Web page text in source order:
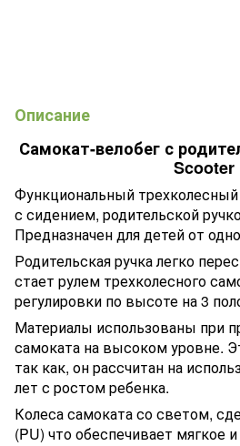
Описание
Самокат-велобег с
Scooter
Функциональный
с сидением, родительской
Предназначен для детей от
Родительская ручка легко
стает рулем трехколесного
регулировки по высоте на 3
Материалы использованы при
самоката на высоком уровне.
так как, он рассчитан на
лет с ростом ребенка.
Колеса самоката со светом,
(PU) что обеспечивает мягкое